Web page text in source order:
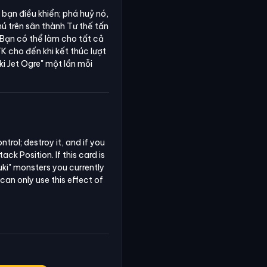
điều khiển; phá huỷ nó,
trên sân thành Tư thế tấn
có thể làm cho tất cả
cho đến khi kết thúc lượt
Jet Ogre"một lần mỗi
destroy it, and if you
Position. If this card is
monsters you currently
only use this effect of